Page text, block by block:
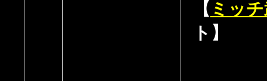
【 ミッ
ト】